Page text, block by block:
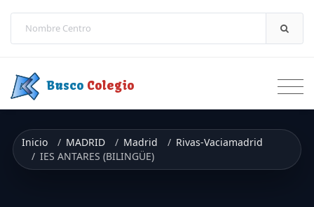
Busco Colegio
Inicio MADRID Madrid
Rivas-Vaciamadrid
IES ANTARES (BILINGÜE)